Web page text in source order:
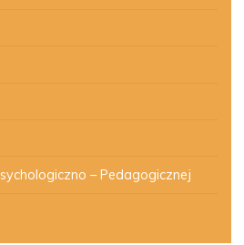
– Pedagogicznej